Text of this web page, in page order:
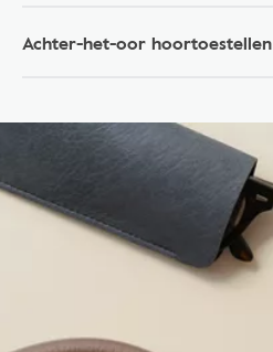
Achter-het-oor hoortoestellen